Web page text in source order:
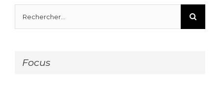
Rechercher:
Focus